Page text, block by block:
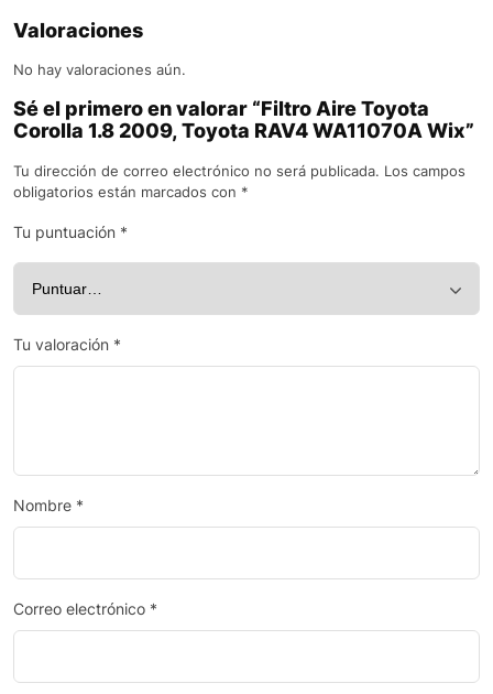
Valoraciones
No hay valoraciones aún.
Sé el primero en valorar “Filtro Aire Toyota
Corolla 1.8 2009, Toyota RAV4 WA11070A Wix”
Tu dirección de correo electrónico no será publicada. Los campos
obligatorios están marcados con *
Tu puntuación *
Tu valoración *
Nombre *
Correo electrónico *